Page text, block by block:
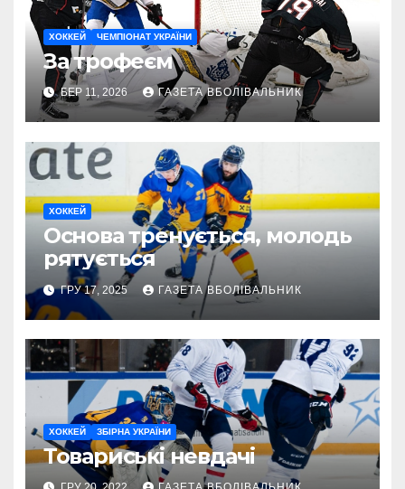
ХОККЕЙ ЧЕМПІОНАТ УКРАЇНИ
За трофеєм
БЕР 11, 2026 ГАЗЕТА ВБОЛІВАЛЬНИК
ХОККЕЙ
Основа тренується, молодь
рятується
ГРУ 17, 2025 ГАЗЕТА ВБОЛІВАЛЬНИК
ХОККЕЙ ЗБІРНА УКРАЇНИ
Товариські невдачі